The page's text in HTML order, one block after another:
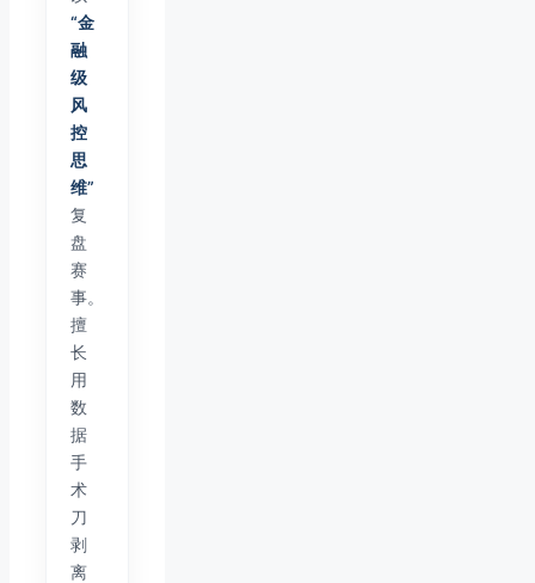
“金
融
级
风
控
思
维”
复
盘
赛
事。
擅
长
用
数
据
手
术
刀
剥
离